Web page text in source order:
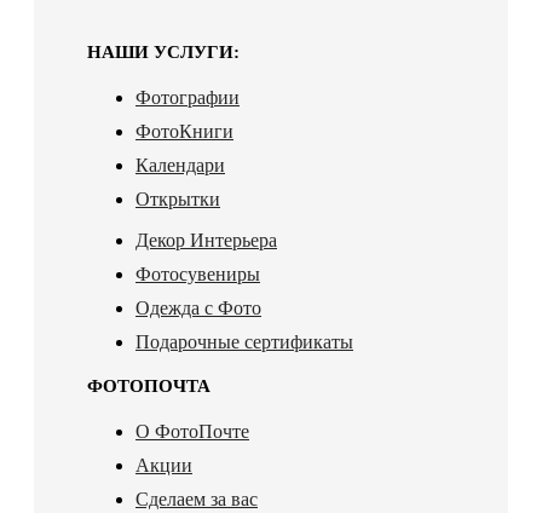
НАШИ УСЛУГИ:
Фотографии
ФотоКниги
Календари
Открытки
Декор Интерьера
Фотосувениры
Одежда с Фото
Подарочные сертификаты
ФОТОПОЧТА
О ФотоПочте
Акции
Сделаем за вас